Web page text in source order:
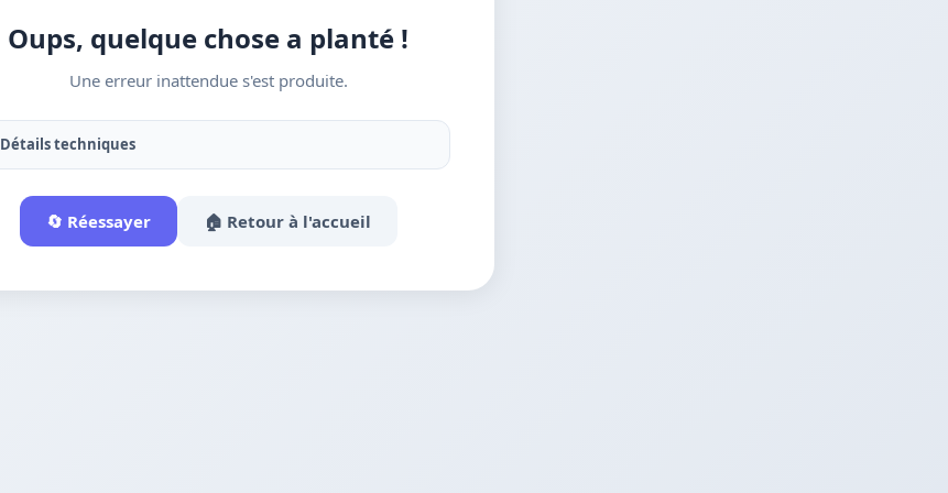
Oups, quelque chose a planté !
Une erreur inattendue s'est produite.
Détails techniques
🔄 Réessayer 🏠 Retour à l'accueil